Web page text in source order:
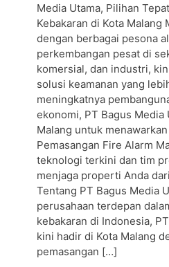
Media Utama, Pilihan
Kebakaran di Kota Malang
dengan berbagai pesona
perkembangan pesat di
komersial, dan industri,
solusi keamanan yang
meningkatnya
ekonomi, PT Bagus Media
Malang untuk
Pemasangan Fire Alarm
teknologi terkini dan tim
menjaga properti Anda
Tentang PT Bagus Media
perusahaan terdepan
kebakaran di Indonesia,
kini hadir di Kota Malang
pemasangan […]